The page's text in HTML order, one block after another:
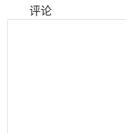
评论